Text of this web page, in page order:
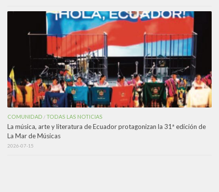
COMUNIDAD /TODAS LAS NOTICIAS
La música, arte y literatura de Ecuador protagonizan la 31ª edición de
La Mar de Músicas
2026-07-15